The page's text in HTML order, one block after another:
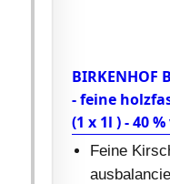
- feine
(1 x 1l ) - 40
Feine